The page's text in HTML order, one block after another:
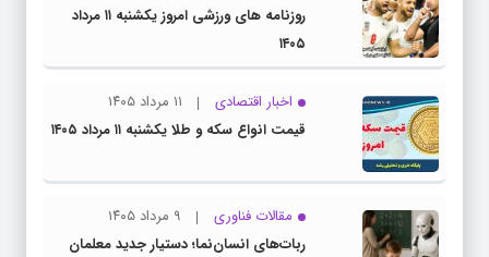
روزنامه های ورزشی امروز یکشنبه ۱۱ مرداد
۱۴۰۵
اخبار اقتصادی
۱۱ مرداد ۱۴۰۵
قیمت انواع سکه و طلا یکشنبه ۱۱ مرداد ۱۴۰۵
مقالات فناوری
۹ مرداد ۱۴۰۵
ربات‌های انسان‌نما؛ دستیار جدید معلمان